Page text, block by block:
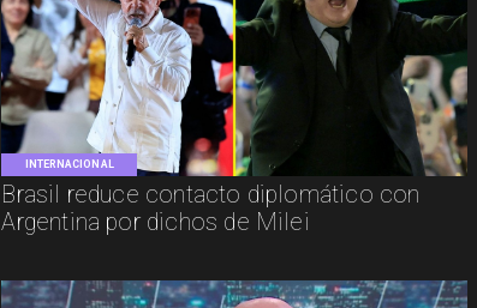
INTERNACIONAL
Brasil reduce contacto diplomático con
Argentina por dichos de Milei